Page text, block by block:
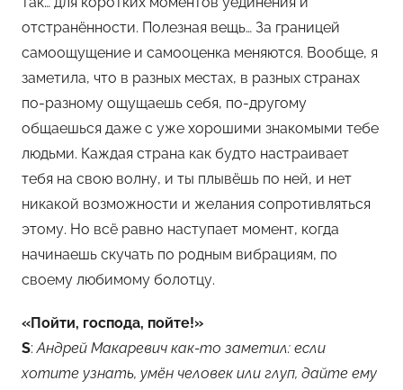
отстранённости. Полезная вещь… За границей
самоощущение и самооценка меняются. Вообще, я
заметила, что в разных местах, в разных странах
по-разному ощущаешь себя, по-другому
общаешься даже с уже хорошими знакомыми тебе
людьми. Каждая страна как будто настраивает
тебя на свою волну, и ты плывёшь по ней, и нет
никакой возможности и желания сопротивляться
этому. Но всё равно наступает момент, когда
начинаешь скучать по родным вибрациям, по
своему любимому болотцу.
«Пойти, господа, пойте!»
S:Андрей Макаревич как-то заметил: если
хотите узнать, умён человек или глуп, дайте ему